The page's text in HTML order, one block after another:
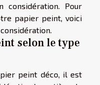
considération. Pour
papier peint, voici
selon le type
peint déco, il est